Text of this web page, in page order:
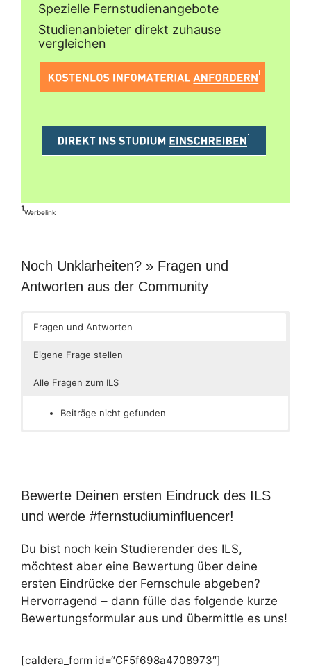
Spezielle Fernstudienangebote
Studienanbieter direkt zuhause
vergleichen
¹Werbelink
Noch Unklarheiten? » Fragen und
Antworten aus der Community
Fragen und Antworten
Eigene Frage stellen
Alle Fragen zum ILS
Beiträge nicht gefunden
Bewerte Deinen ersten Eindruck des ILS
und werde #fernstudiuminfluencer!
Du bist noch kein Studierender des ILS,
möchtest aber eine Bewertung über deine
ersten Eindrücke der Fernschule abgeben?
Hervorragend – dann fülle das folgende kurze
Bewertungsformular aus und übermittle es uns!
[caldera_form id=“CF5f698a4708973″]